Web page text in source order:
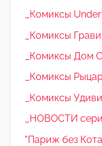
_Комиксы
_Комиксы
_Комиксы Дом
_Комиксы
_Комиксы
_НОВОСТИ
"Париж без